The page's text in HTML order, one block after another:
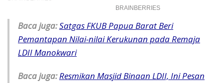
Baca juga:Satgas FKUB Papua Barat Beri
Pemantapan Nilai-nilai Kerukunan pada Remaja
LDII Manokwari
Baca juga:Resmikan Masjid Binaan LDII, Ini Pesan